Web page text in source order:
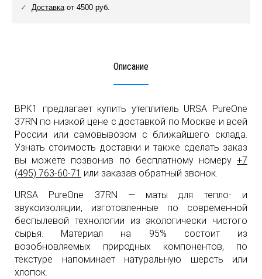
Доставкаот 4500 руб.
Описание
ВРК1 предлагает купить утеплитель URSA PureOne
37RN по низкой цене с доставкой по Москве и всей
России или самовывозом с ближайшего склада.
Узнать стоимость доставки и также сделать заказ
вы можете позвонив по бесплатному номеру +7
(495) 763-60-71 или заказав обратный звонок.
URSA PureOne 37RN — маты для тепло- и
звукоизоляции, изготовленные по современной
беспылевой технологии из экологически чистого
сырья. Материал на 95% состоит из
возобновляемых природных компонентов, по
текстуре напоминает натуральную шерсть или
хлопок.